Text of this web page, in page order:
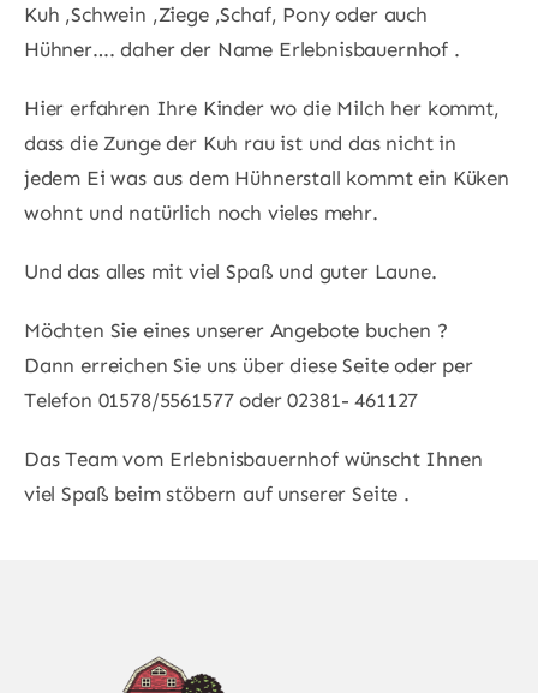
Kuh ,Schwein ,Ziege ,Schaf, Pony oder auch
Hühner…. daher der Name Erlebnisbauernhof .
Hier erfahren Ihre Kinder wo die Milch her kommt,
dass die Zunge der Kuh rau ist und das nicht in
jedem Ei was aus dem Hühnerstall kommt ein Küken
wohnt und natürlich noch vieles mehr.
Und das alles mit viel Spaß und guter Laune.
Möchten Sie eines unserer Angebote buchen ?
Dann erreichen Sie uns über diese Seite oder per
Telefon 01578/5561577 oder 02381- 461127
Das Team vom Erlebnisbauernhof wünscht Ihnen
viel Spaß beim stöbern auf unserer Seite .